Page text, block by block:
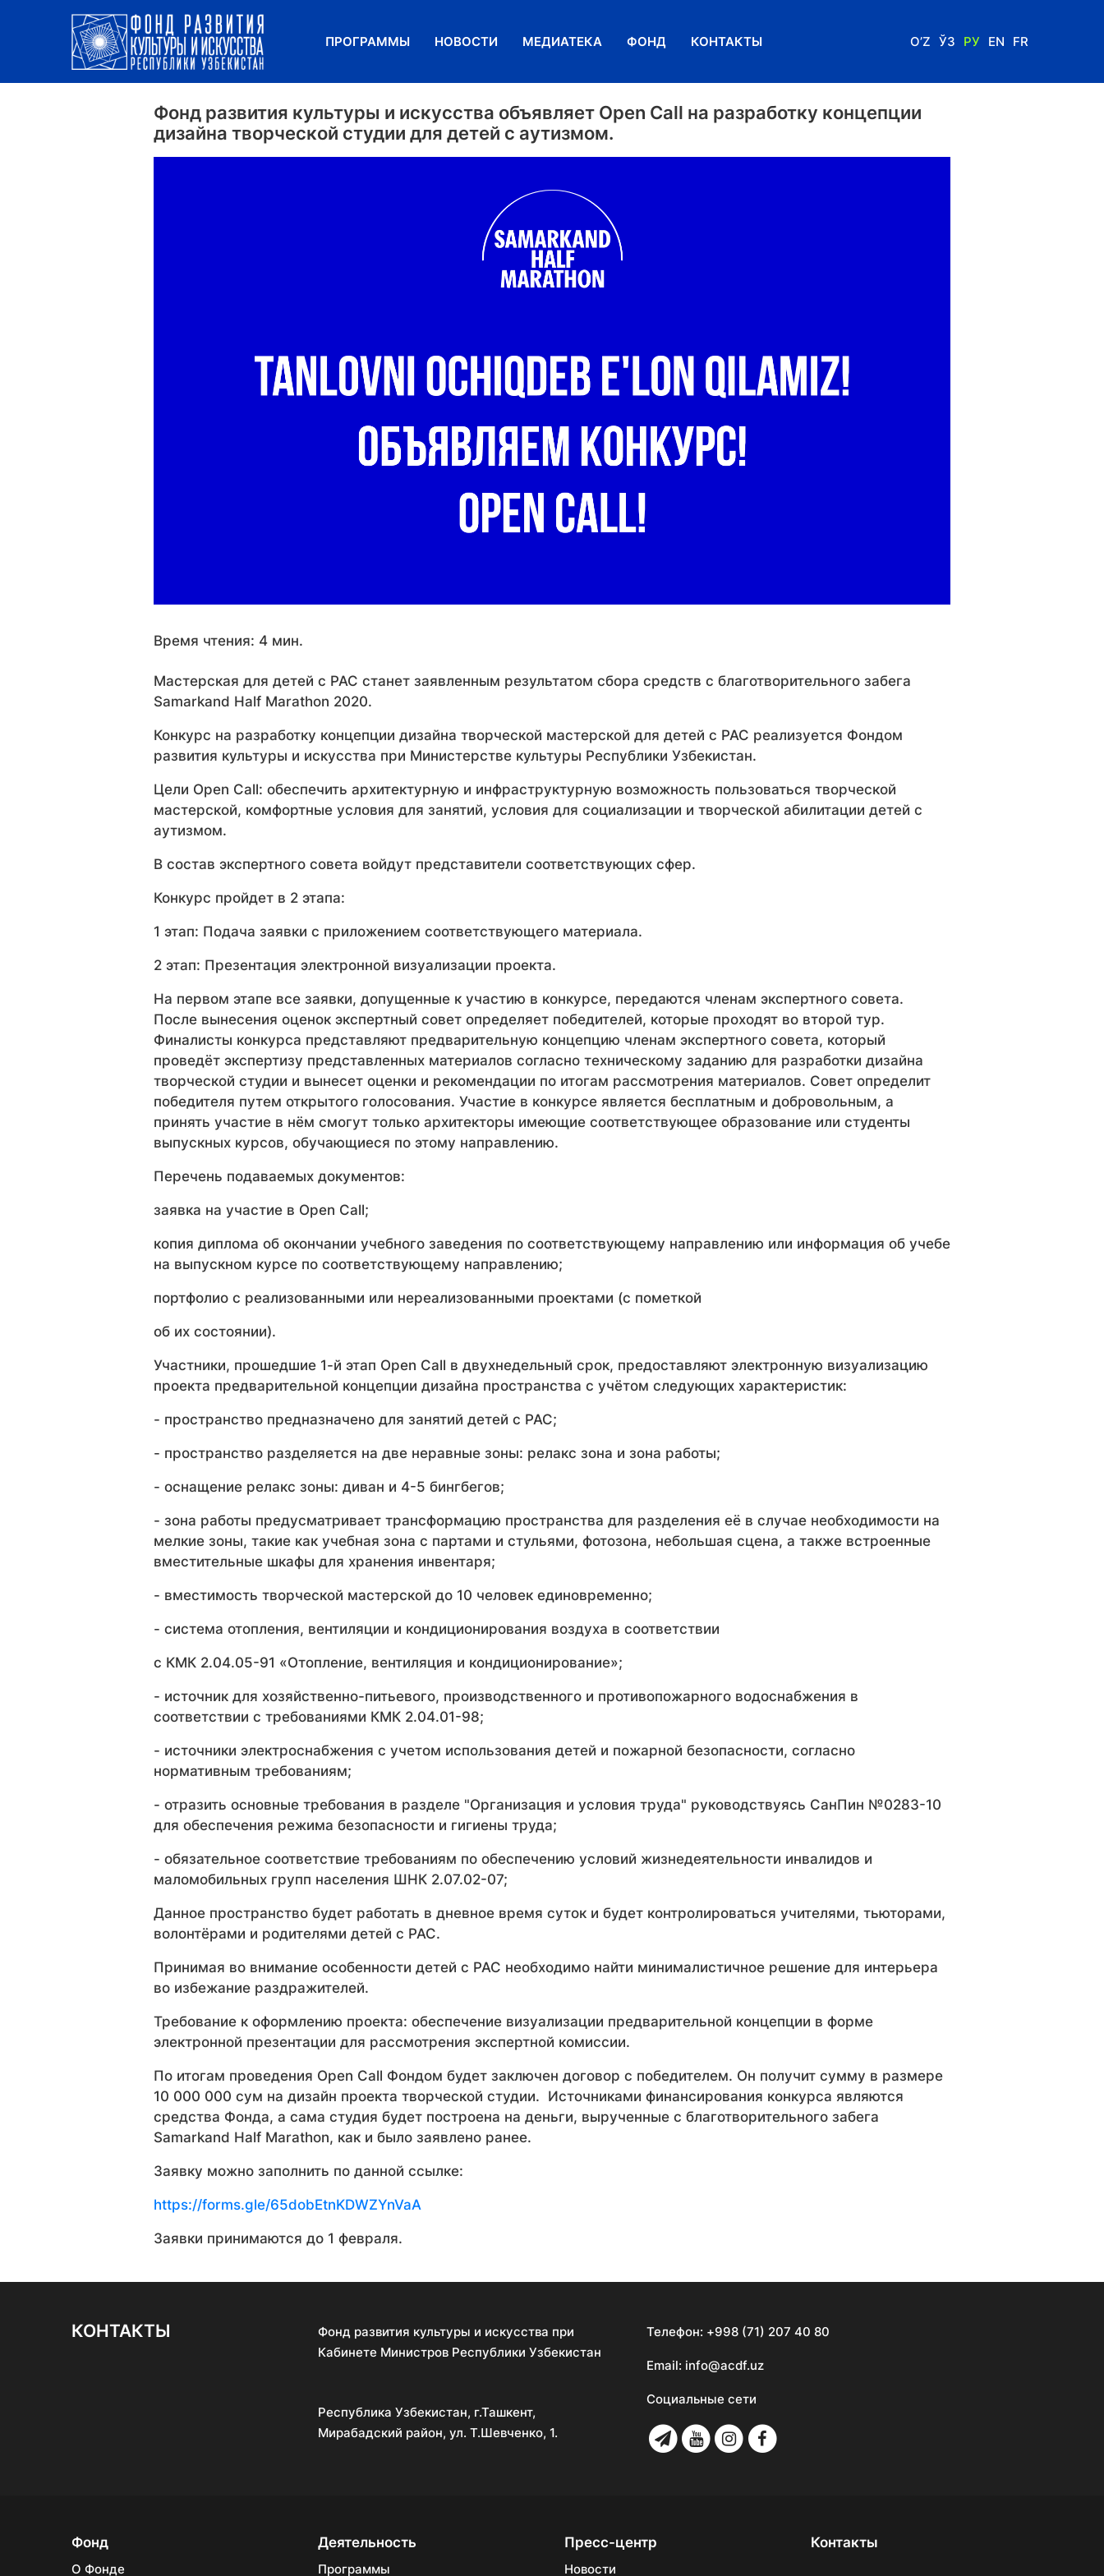
ПРОГРАММЫ НОВОСТИ МЕДИАТЕКА ФОНД КОНТАКТЫ O’Z ЎЗ РУ EN FR
Фонд развития культуры и искусства объявляет Open Call на разработку концепции
дизайна творческой студии для детей с аутизмом.
Время чтения: 4 мин.
Мастерская для детей с РАС станет заявленным результатом сбора средств с благотворительного забега
Samarkand Half Marathon 2020.
Конкурс на разработку концепции дизайна творческой мастерской для детей с РАС реализуется Фондом
развития культуры и искусства при Министерстве культуры Республики Узбекистан.
Цели Open Call: обеспечить архитектурную и инфраструктурную возможность пользоваться творческой
мастерской, комфортные условия для занятий, условия для социализации и творческой абилитации детей с
аутизмом.
В состав экспертного совета войдут представители соответствующих сфер.
Конкурс пройдет в 2 этапа:
1 этап: Подача заявки с приложением соответствующего материала.
2 этап: Презентация электронной визуализации проекта.
На первом этапе все заявки, допущенные к участию в конкурсе, передаются членам экспертного совета.
После вынесения оценок экспертный совет определяет победителей, которые проходят во второй тур.
Финалисты конкурса представляют предварительную концепцию членам экспертного совета, который
проведёт экспертизу представленных материалов согласно техническому заданию для разработки дизайна
творческой студии и вынесет оценки и рекомендации по итогам рассмотрения материалов. Совет определит
победителя путем открытого голосования. Участие в конкурсе является бесплатным и добровольным, а
принять участие в нём смогут только архитекторы имеющие соответствующее образование или студенты
выпускных курсов, обучающиеся по этому направлению.
Перечень подаваемых документов:
заявка на участие в Open Call;
копия диплома об окончании учебного заведения по соответствующему направлению или информация об учебе
на выпускном курсе по соответствующему направлению;
портфолио с реализованными или нереализованными проектами (с пометкой
об их состоянии).
Участники, прошедшие 1-й этап Open Call в двухнедельный срок, предоставляют электронную визуализацию
проекта предварительной концепции дизайна пространства с учётом следующих характеристик:
- пространство предназначено для занятий детей с РАС;
- пространство разделяется на две неравные зоны: релакс зона и зона работы;
- оснащение релакс зоны: диван и 4-5 бингбегов;
- зона работы предусматривает трансформацию пространства для разделения её в случае необходимости на
мелкие зоны, такие как учебная зона с партами и стульями, фотозона, небольшая сцена, а также встроенные
вместительные шкафы для хранения инвентаря;
- вместимость творческой мастерской до 10 человек единовременно;
- система отопления, вентиляции и кондиционирования воздуха в соответствии
с КМК 2.04.05-91 «Отопление, вентиляция и кондиционирование»;
- источник для хозяйственно-питьевого, производственного и противопожарного водоснабжения в
соответствии с требованиями КМК 2.04.01-98;
- источники электроснабжения с учетом использования детей и пожарной безопасности, согласно
нормативным требованиям;
- отразить основные требования в разделе "Организация и условия труда" руководствуясь СанПин №0283-10
для обеспечения режима безопасности и гигиены труда;
- обязательное соответствие требованиям по обеспечению условий жизнедеятельности инвалидов и
маломобильных групп населения ШНК 2.07.02-07;
Данное пространство будет работать в дневное время суток и будет контролироваться учителями, тьюторами,
волонтёрами и родителями детей с РАС.
Принимая во внимание особенности детей с РАС необходимо найти минималистичное решение для интерьера
во избежание раздражителей.
Требование к оформлению проекта: обеспечение визуализации предварительной концепции в форме
электронной презентации для рассмотрения экспертной комиссии.
По итогам проведения Open Call Фондом будет заключен договор с победителем. Он получит сумму в размере
10 000 000 сум на дизайн проекта творческой студии. Источниками финансирования конкурса являются
средства Фонда, а сама студия будет построена на деньги, вырученные с благотворительного забега
Samarkand Half Marathon, как и было заявлено ранее.
Заявку можно заполнить по данной ссылке:
https://forms.gle/65dobEtnKDWZYnVaA
Заявки принимаются до 1 февраля.
КОНТАКТЫ
Фонд развития культуры и искусства при
Кабинете Министров Республики Узбекистан
Республика Узбекистан, г.Ташкент,
Мирабадский район, ул. Т.Шевченко, 1.
Телефон: +998 (71) 207 40 80
Email: info@acdf.uz
Социальные сети
Фонд
О Фонде
Деятельность
Программы
Пресс-центр
Новости
Контакты